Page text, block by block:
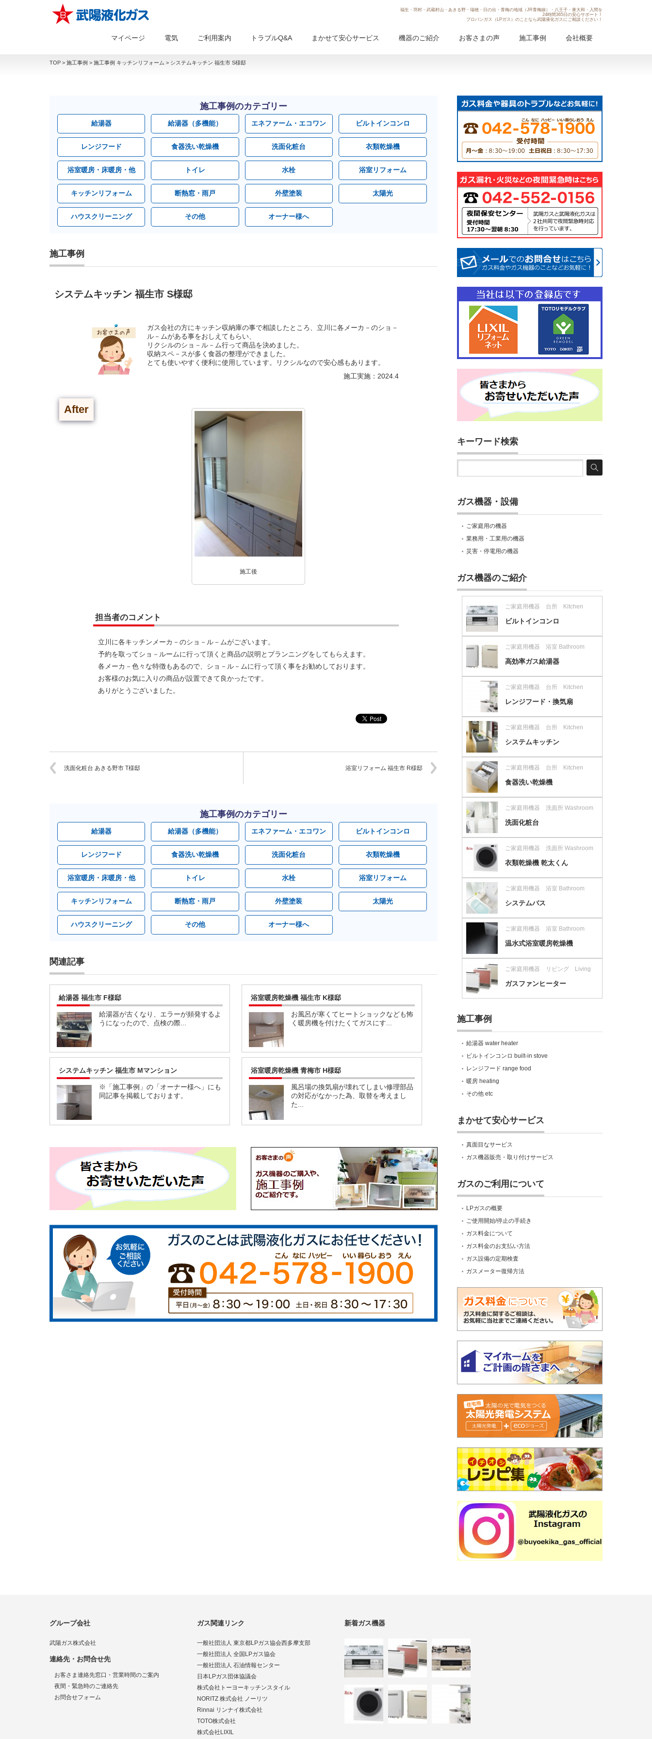
福生・羽村・武蔵村山・あきる野・瑞穂・日の出・青梅の地域（JR青梅線）・八王子・東大和・入間を
24時間365日の安心サポート！
プロパンガス（LPガス）のことなら武陽液化ガスにご相談ください！
マイページ 電気 ご利用案内 トラブルQ&A まかせて安心サービス 機器のご紹介 お客さまの声 施工事例 会社概要
TOP > 施工事例 > 施工事例 キッチンリフォーム > システムキッチン 福生市 S様邸
施工事例のカテゴリー
給湯器 給湯器（多機能） エネファーム・エコワン ビルトインコンロ
レンジフード 食器洗い乾燥機 洗面化粧台 衣類乾燥機
浴室暖房・床暖房・他 トイレ 水栓 浴室リフォーム
キッチンリフォーム 断熱窓・雨戸 外壁塗装 太陽光
ハウスクリーニング その他 オーナー様へ
施工事例
システムキッチン 福生市 S様邸
ガス会社の方にキッチン収納庫の事で相談したところ、立川に各メーカ－のショ－
ル－ムがある事をおしえてもらい、
リクシルのショ－ル－ム行って商品を決めました。
収納スペ－スが多く食器の整理ができました。
とても使いやすく便利に使用しています。リクシルなので安心感もあります。
施工実施：2024.4
After
施工後
担当者のコメント
立川に各キッチンメーカ－のショ－ル－ムがございます。
予約を取ってショ－ルームに行って頂くと商品の説明とプランニングをしてもらえます。
各メーカ－色々な特徴もあるので、ショ－ル－ムに行って頂く事をお勧めしております。
お客様のお気に入りの商品が設置できて良かったです。
ありがとうございました。
洗面化粧台 あきる野市 T様邸 浴室リフォーム 福生市 R様邸
施工事例のカテゴリー
給湯器 給湯器（多機能） エネファーム・エコワン ビルトインコンロ
レンジフード 食器洗い乾燥機 洗面化粧台 衣類乾燥機
浴室暖房・床暖房・他 トイレ 水栓 浴室リフォーム
キッチンリフォーム 断熱窓・雨戸 外壁塗装 太陽光
ハウスクリーニング その他 オーナー様へ
関連記事
給湯器 福生市 F様邸
給湯器が古くなり、エラーが頻発するよ
うになったので、点検の際...
浴室暖房乾燥機 福生市 K様邸
お風呂が寒くてヒートショックなども怖
く暖房機を付けたくてガスにす...
システムキッチン 福生市 Mマンション
※「施工事例」の「オーナー様へ」にも
同記事を掲載しております。
浴室暖房乾燥機 青梅市 H様邸
風呂場の換気扇が壊れてしまい修理部品
の対応がなかった為、取替を考えまし
た...
キーワード検索
ガス機器・設備
ご家庭用の機器
業務用・工業用の機器
災害・停電用の機器
ガス機器のご紹介
ご家庭用機器 台所 Kitchen
ビルトインコンロ
ご家庭用機器 浴室 Bathroom
高効率ガス給湯器
ご家庭用機器 台所 Kitchen
レンジフード・換気扇
ご家庭用機器 台所 Kitchen
システムキッチン
ご家庭用機器 台所 Kitchen
食器洗い乾燥機
ご家庭用機器 洗面所 Washroom
洗面化粧台
ご家庭用機器 洗面所 Washroom
衣類乾燥機 乾太くん
ご家庭用機器 浴室 Bathroom
システムバス
ご家庭用機器 浴室 Bathroom
温水式浴室暖房乾燥機
ご家庭用機器 リビング Living
ガスファンヒーター
施工事例
給湯器 water heater
ビルトインコンロ built-in stove
レンジフード range food
暖房 heating
その他 etc
まかせて安心サービス
真面目なサービス
ガス機器販売・取り付けサービス
ガスのご利用について
LPガスの概要
ご使用開始/停止の手続き
ガス料金について
ガス料金のお支払い方法
ガス設備の定期検査
ガスメーター復帰方法
グループ会社
武陽ガス株式会社
連絡先・お問合せ先
お客さま連絡先窓口・営業時間のご案内
夜間・緊急時のご連絡先
お問合せフォーム
ガス関連リンク
一般社団法人 東京都LPガス協会西多摩支部
一般社団法人 全国LPガス協会
一般社団法人 石油情報センター
日本LPガス団体協議会
株式会社トーヨーキッチンスタイル
NORITZ 株式会社 ノーリツ
Rinnai リンナイ株式会社
TOTO株式会社
株式会社LIXIL
新着ガス機器